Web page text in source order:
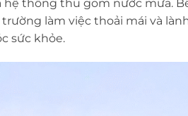
thống thu gom nước mưa.
làm việc thoải mái và
sức khỏe.